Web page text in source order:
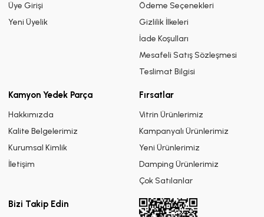
Üye Girişi
Yeni Üyelik
Ödeme Seçenekleri
Gizlilik İlkeleri
İade Koşulları
Mesafeli Satış Sözleşmesi
Teslimat Bilgisi
Kamyon Yedek Parça
Hakkımızda
Kalite Belgelerimiz
Kurumsal Kimlik
İletişim
Fırsatlar
Vitrin Ürünlerimiz
Kampanyalı Ürünlerimiz
Yeni Ürünlerimiz
Damping Ürünlerimiz
Çok Satılanlar
Bizi Takip Edin